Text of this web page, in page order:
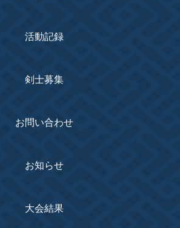
活動記録
剣士募集
お問い合わせ
お知らせ
大会結果